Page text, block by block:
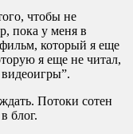
чтобы не
пока у меня в
фильм, который я еще
я еще не читал,
видеоигры”.
Потоки сотен
блог.